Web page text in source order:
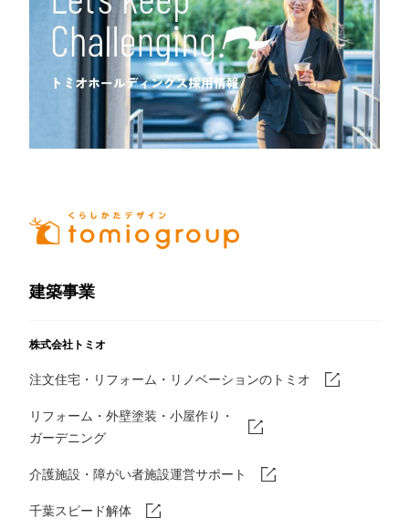
建築事業
株式会社トミオ
注文住宅・リフォーム・リノベーションのトミオ
リフォーム・外壁塗装・小屋作り・
ガーデニング
介護施設・障がい者施設運営サポート
千葉スピード解体